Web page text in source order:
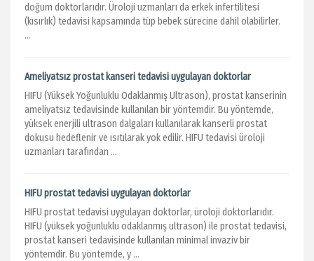
doğum doktorlarıdır. Üroloji uzmanları da erkek infertilitesi
(kısırlık) tedavisi kapsamında tüp bebek sürecine dahil olabilirler.
...
Ameliyatsız prostat kanseri tedavisi uygulayan doktorlar
HIFU (Yüksek Yoğunluklu Odaklanmış Ultrason), prostat kanserinin
ameliyatsız tedavisinde kullanılan bir yöntemdir. Bu yöntemde,
yüksek enerjili ultrason dalgaları kullanılarak kanserli prostat
dokusu hedeflenir ve ısıtılarak yok edilir. HIFU tedavisi üroloji
uzmanları tarafından ...
HIFU prostat tedavisi uygulayan doktorlar
HIFU prostat tedavisi uygulayan doktorlar, üroloji doktorlarıdır.
HIFU (yüksek yoğunluklu odaklanmış ultrason) ile prostat tedavisi,
prostat kanseri tedavisinde kullanılan minimal invaziv bir
yöntemdir. Bu yöntemde, y ...